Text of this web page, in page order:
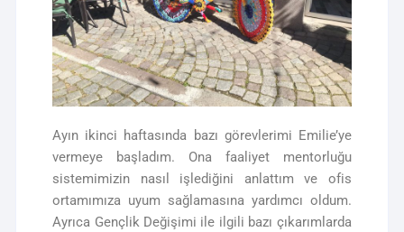
Ayın ikinci haftasında bazı görevlerimi Emilie’ye
vermeye başladım. Ona faaliyet mentorluğu
sistemimizin nasıl işlediğini anlattım ve ofis
ortamımıza uyum sağlamasına yardımcı oldum.
Ayrıca Gençlik Değişimi ile ilgili bazı çıkarımlarda